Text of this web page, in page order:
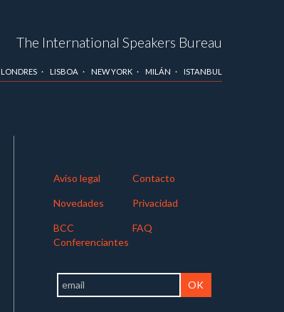
The International Speakers Bureau
LONDRES LISBOA NEW YORK MILÁN ISTANBUL
Aviso legal Contacto
Novedades Privacidad
BCC
Conferenciantes
FAQ